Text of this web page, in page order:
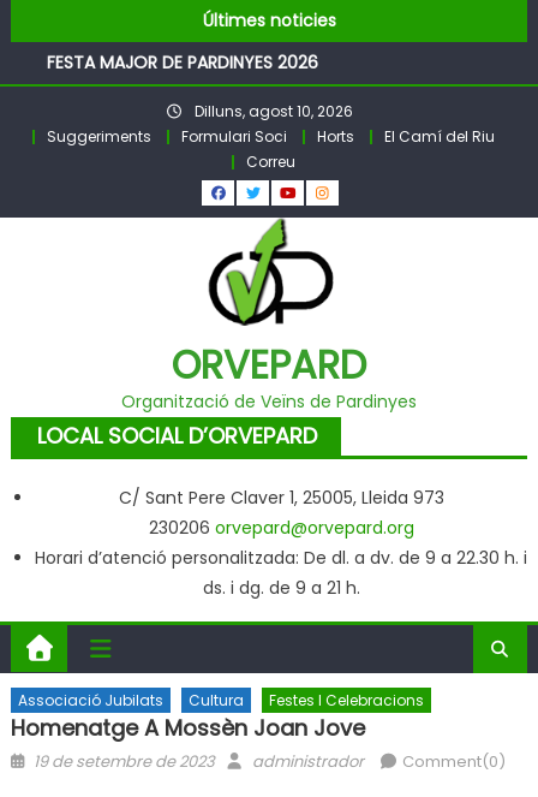
to
content
Últimes noticies
BALL DE FESTA MAJOR
FESTA MAJOR DE PARDINYES 2026
Pubilles i Hereus 2026
Llibre Pardinyes 1860 – 2025
Pubilles i Hereus – Festa Major PARDINYES 2026
BALL DE FESTA MAJOR
Dilluns, agost 10, 2026
Suggeriments
Formulari Soci Horts
El Camí del Riu
Correu
ORVEPARD
Organització de Veïns de Pardinyes
LOCAL SOCIAL D’ORVEPARD
C/ Sant Pere Claver 1, 25005, Lleida 973
230206 orvepard@orvepard.org
Horari d’atenció personalitzada: De dl. a dv. de 9 a 22.30 h. i
ds. i dg. de 9 a 21 h.
Associació Jubilats Cultura Festes I Celebracions
Homenatge A Mossèn Joan Jove
Posted
19 de setembre de 2023 Author
administrador Comment(0)